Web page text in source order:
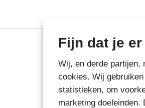
Fijn dat je
Wij, en derde partijen,
cookies. Wij
statistieken, om
marketing doeleinden.